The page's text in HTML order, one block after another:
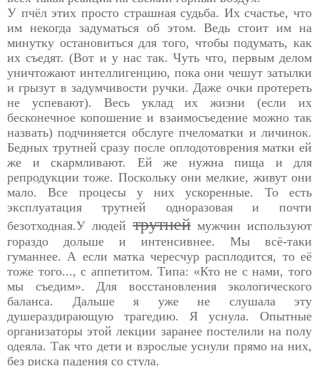
У пчёл этих просто страшная судьба. Их счастье, что
им некогда задуматься об этом. Ведь стоит им на
минутку остановиться для того, чтобы подумать, как
их съедят. (Вот и у нас так. Чуть что, первым делом
уничтожают интеллигенцию, пока они чешут затылки
и грызут в задумчивости ручки. Даже очки протереть
не успевают). Весь уклад их жизни (если их
бесконечное копошение и взаимосъедение можно так
назвать) подчиняется обслуге пчеломатки и личинок.
Бедных трутней сразу после оплодотоврения матки ей
же и скармливают. Ей же нужна пища и для
репродукции тоже. Поскольку они мелкие, живут они
мало. Все процесы у них ускоренные. То есть
эксплуатация трутней одноразовая и почти
безотходная.У людейтрутнеймужчин используют
гораздо дольше и интенсивнее. Мы всё-таки
гуманнее. А если матка чересчур расплодится, то её
тоже того..., с аппетитом. Типа: «Кто не с нами, того
мы съедим». Для восстановления экологического
баланса. Дальше я уже не слушала эту
душераздирающую трагедию. Я уснула. Опытные
организаторы этой лекции заранее постелили на полу
одеяла. Так что дети и взрослые уснули прямо на них,
без риска падения со стула.